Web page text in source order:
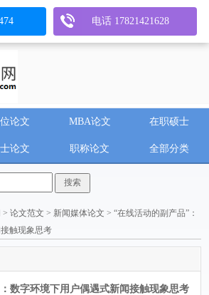
论文 MBA论文 在职硕士
论文 职称论文 全部分类
>论文范文 > 新闻媒体论文 > “在线活动的副产品”：
触现象思考
数字环境下用户偶遇式新闻接触现象思考
电话 17821421628